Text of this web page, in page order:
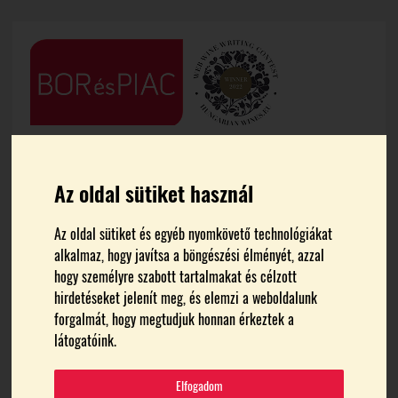
Az oldal sütiket használ
Az oldal sütiket és egyéb nyomkövető technológiákat
alkalmaz, hogy javítsa a böngészési élményét, azzal
hogy személyre szabott tartalmakat és célzott
hirdetéseket jelenít meg, és elemzi a weboldalunk
forgalmát, hogy megtudjuk honnan érkeztek a
látogatóink.
Elfogadom
FŐOLDAL HÍREK
Új irányt keresnek a
borászatok a Kis-